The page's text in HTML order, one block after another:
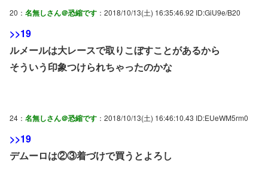
20： 名無しさん＠恐縮です ：2018/10/13(土) 16:35:46.92 ID:GiU9e/B20
>>19
ルメールは大レースで取りこぼすことがあるから
そういう印象つけられちゃったのかな
24： 名無しさん＠恐縮です ：2018/10/13(土) 16:46:10.43 ID:EUeWM5rm0
>>19
デムーロは②③着づけで買うとよろし